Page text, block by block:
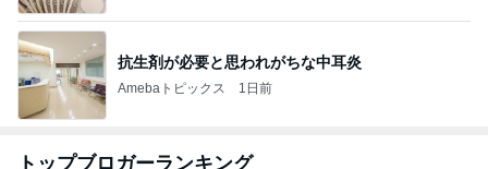
抗生剤が必要と思われがちな中耳炎
Amebaトピックス 1日前
トップブロガーランキング